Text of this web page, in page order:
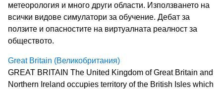
метеорология и много други области. Използването на
всички видове симулатори за обучение. Дебат за
ползите и опасностите на виртуалната реалност за
обществото.
Great Britain (Великобритания)
GREAT BRITAIN The United Kingdom of Great Britain and
Northern Ireland occupies territory of the British Isles which